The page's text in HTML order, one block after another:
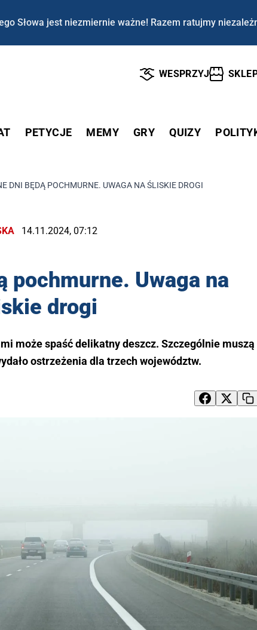
Słowa jest niezmiernie ważne! Razem ratujmy
WESPRZYJ
PETYCJE MEMY GRY QUIZY
DNI BĘDĄ POCHMURNE. UWAGA NA ŚLISKIE DROGI
14.11.2024, 07:12
pochmurne. Uwaga na
drogi
może spaść delikatny deszcz. Szczególnie muszą
ostrzeżenia dla trzech województw.